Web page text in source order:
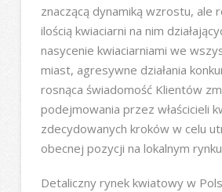
znaczącą dynamiką wzrostu, ale
ilością kwiaciarni na nim
nasycenie kwiaciarniami we
miast, agresywne działania
rosnąca świadomość Klientów
podejmowania przez właścicieli
zdecydowanych kroków w celu
obecnej pozycji na lokalnym
Detaliczny rynek kwiatowy w